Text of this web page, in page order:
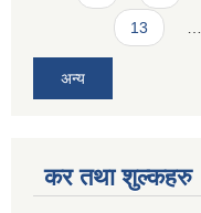
13
अन्य
कर तथा शुल्कहरु